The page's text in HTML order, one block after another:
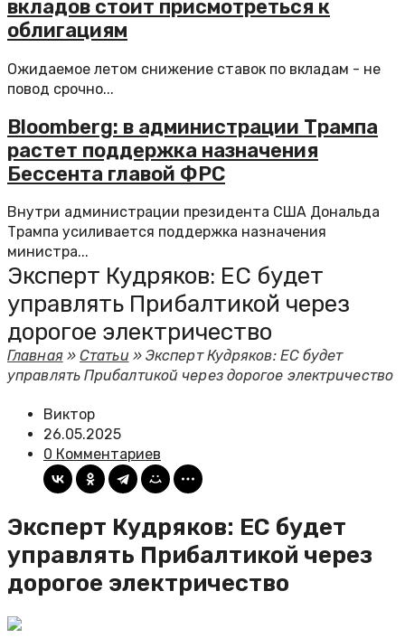
вкладов стоит присмотреться к
облигациям
Ожидаемое летом снижение ставок по вкладам - не
повод срочно...
Bloomberg: в администрации Трампа
растет поддержка назначения
Бессента главой ФРС
Внутри администрации президента США Дональда
Трампа усиливается поддержка назначения
министра...
Эксперт Кудряков: ЕС будет
управлять Прибалтикой через
дорогое электричество
Главная»Статьи » Эксперт Кудряков: ЕС будет
управлять Прибалтикой через дорогое электричество
Виктор
26.05.2025
0 Комментариев
Эксперт Кудряков: ЕС будет
управлять Прибалтикой через
дорогое электричество